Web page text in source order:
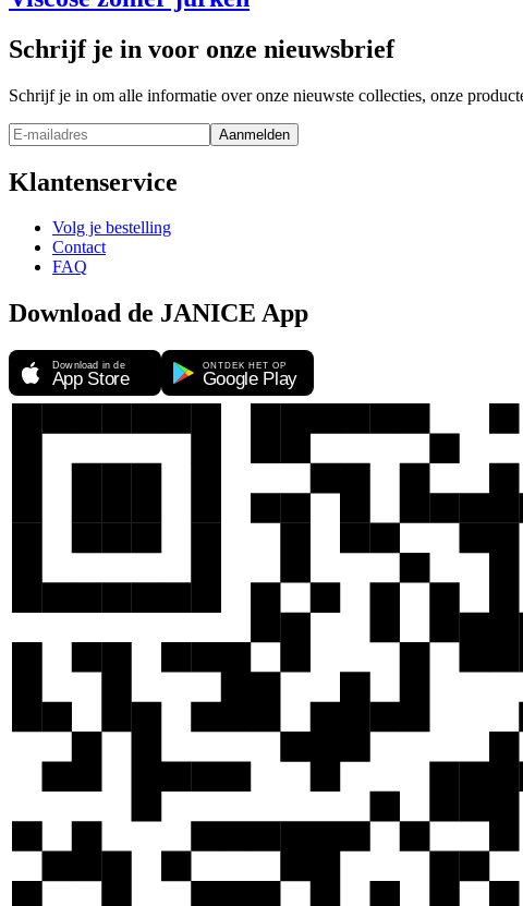
Schrijf je in voor onze nieuwsbrief
Schrijf je in om alle informatie over onze nieuwste collecties, onze
Aanmelden
Klantenservice
Volg je bestelling
Contact
FAQ
Download de JANICE App